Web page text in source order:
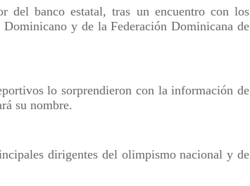
del banco estatal, tras un encuentro con los
y de la Federación Dominicana de
lo sorprendieron con la información de
su nombre.
dirigentes del olimpismo nacional y de